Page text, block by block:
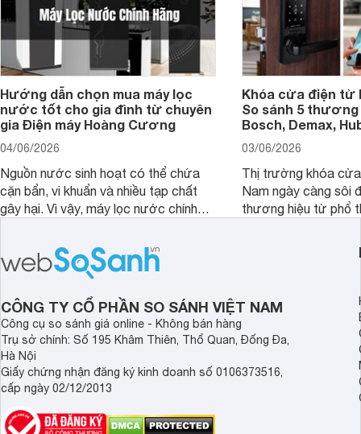
Hướng dẫn chọn mua máy lọc
nước tốt cho gia đình từ chuyên
gia Điện máy Hoàng Cương
04/06/2026
Nguồn nước sinh hoạt có thể chứa
cặn bẩn, vi khuẩn và nhiều tạp chất
gây hại. Vì vậy, máy lọc nước chính
sức khỏe và đảm bảo nguồn nước
sạch cho cả gia đình.
Khóa cửa điện tử
So sánh 5 thương
Bosch, Demax,
03/06/2026
Thị trường khóa
Nam ngày càng sôi
thương hiệu từ phổ
cửa điện tử hãng
sẽ so sánh 5
Demax, Hubert và
CÔNG TY CỔ PHẦN SO SÁNH VIỆT NAM
Công cụ so sánh giá online - Không bán hàng
Trụ sở chính: Số 195 Khâm Thiên, Thổ Quan, Đống Đa,
Hà Nội
Giấy chứng nhận đăng ký kinh doanh số 0106373516,
cấp ngày 02/12/2013